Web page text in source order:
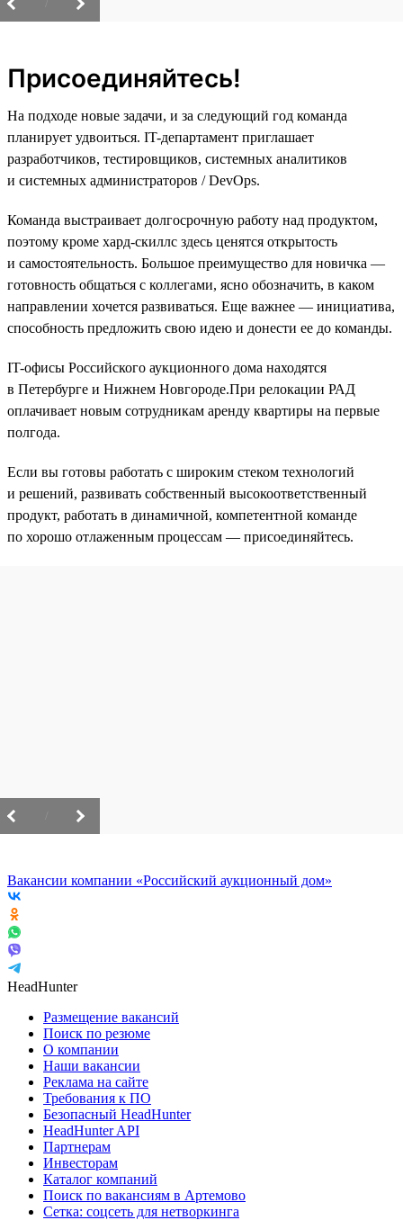
Присоединяйтесь!
На подходе новые задачи, и за следующий год команда
планирует удвоиться. IT-департамент приглашает
разработчиков, тестировщиков, системных аналитиков
и системных администраторов / DevOps.
Команда выстраивает долгосрочную работу над продуктом,
поэтому кроме хард-скиллс здесь ценятся открытость
и самостоятельность. Большое преимущество для новичка —
готовность общаться с коллегами, ясно обозначить, в каком
направлении хочется развиваться. Еще важнее — инициатива,
способность предложить свою идею и донести ее до команды.
IT-офисы Российского аукционного дома находятся
в Петербурге и Нижнем Новгороде.При релокации РАД
оплачивает новым сотрудникам аренду квартиры на первые
полгода.
Если вы готовы работать с широким стеком технологий
и решений, развивать собственный высокоответственный
продукт, работать в динамичной, компетентной команде
по хорошо отлаженным процессам — присоединяйтесь.
Вакансии компании «Российский аукционный дом»
HeadHunter
Размещение вакансий
Поиск по резюме
О компании
Наши вакансии
Реклама на сайте
Требования к ПО
Безопасный HeadHunter
HeadHunter API
Партнерам
Инвесторам
Каталог компаний
Поиск по вакансиям в Артемово
Сетка: соцсеть для нетворкинга